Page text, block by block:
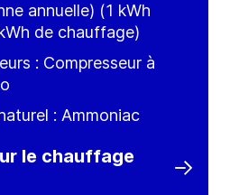
annuelle) (1 kWh
de chauffage)
: Compresseur à
: Ammoniac
le chauffage